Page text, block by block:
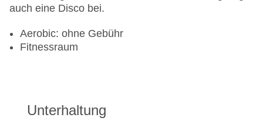
auch eine Disco bei.
Aerobic: ohne Gebühr
Fitnessraum
Unterhaltung